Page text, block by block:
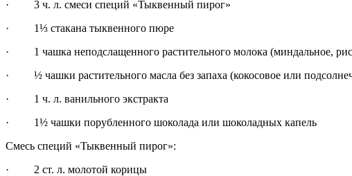
· 3 ч. л. смеси специй «Тыквенный пирог»
· 1⅓ стакана тыквенного пюре
· 1 чашка неподслащенного растительного молока (миндальное,
· ½ чашки растительного масла без запаха (кокосовое или
· 1 ч. л. ванильного экстракта
· 1½ чашки порубленного шоколада или шоколадных капель
Смесь специй «Тыквенный пирог»:
· 2 ст. л. молотой корицы